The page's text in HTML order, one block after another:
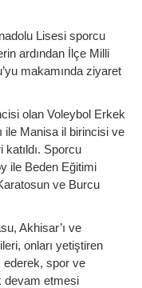
Lisesi sporcu
ardından İlçe Milli
makamında ziyaret
olan Voleybol Erkek
ile Manisa il birincisi ve
Sporcu
ile Beden Eğitimi
ve Burcu
Akhisar’ı ve
onları yetiştiren
ederek, spor ve
devam etmesi